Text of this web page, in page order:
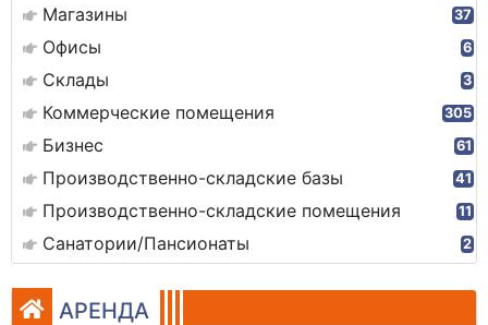
Магазины 37
Офисы 6
Склады 3
Коммерческие помещения 305
Бизнес 61
Производственно-складские базы 41
Производственно-складские помещения 11
Санатории/Пансионаты 2
АРЕНДА